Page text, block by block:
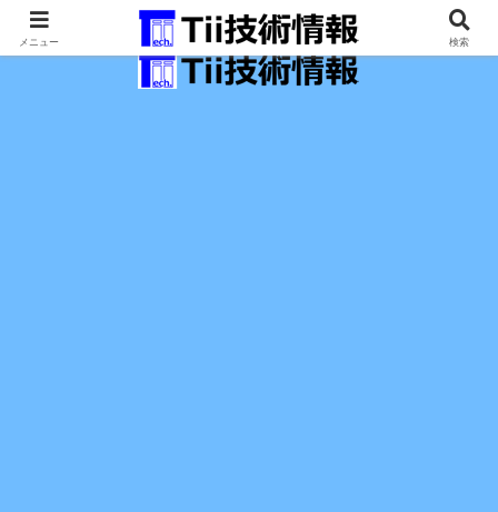
最新の科学技術の情報インフラ。
メニュー 検索